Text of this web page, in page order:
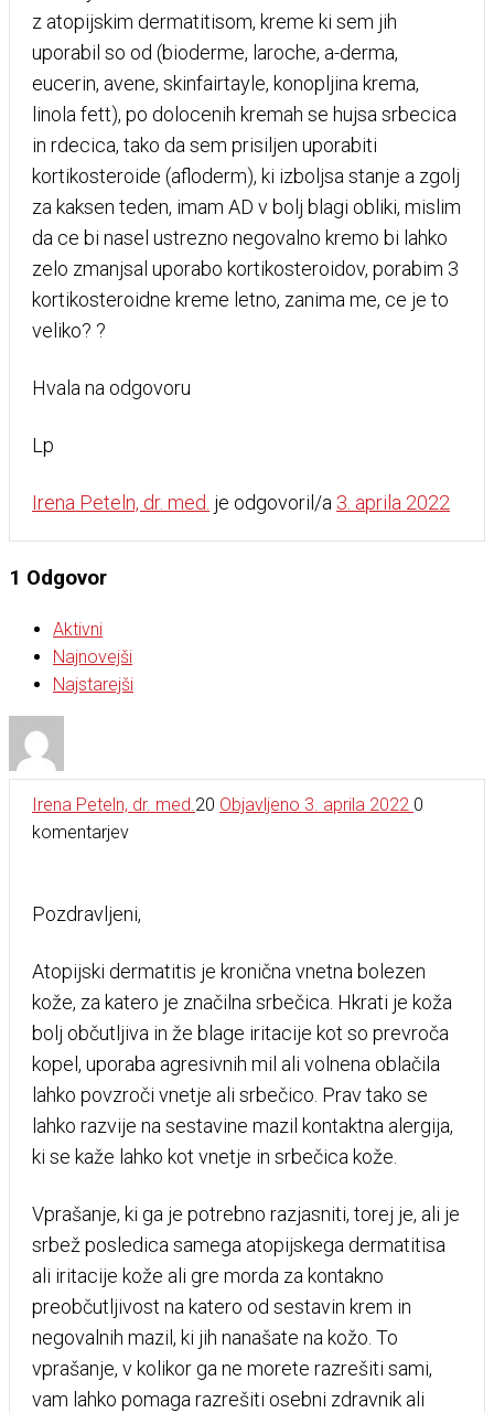
z atopijskim dermatitisom, kreme ki sem jih
uporabil so od (bioderme, laroche, a-derma,
eucerin, avene, skinfairtayle, konopljina krema,
linola fett), po dolocenih kremah se hujsa srbecica
in rdecica, tako da sem prisiljen uporabiti
kortikosteroide (afloderm), ki izboljsa stanje a zgolj
za kaksen teden, imam AD v bolj blagi obliki, mislim
da ce bi nasel ustrezno negovalno kremo bi lahko
zelo zmanjsal uporabo kortikosteroidov, porabim 3
kortikosteroidne kreme letno, zanima me, ce je to
veliko? ?
Hvala na odgovoru
Lp
Irena Peteln, dr. med. je odgovoril/a 3. aprila 2022
1 Odgovor
Aktivni
Najnovejši
Najstarejši
Irena Peteln, dr. med.20 Objavljeno 3. aprila 2022 0
komentarjev
Pozdravljeni,
Atopijski dermatitis je kronična vnetna bolezen
kože, za katero je značilna srbečica. Hkrati je koža
bolj občutljiva in že blage iritacije kot so prevroča
kopel, uporaba agresivnih mil ali volnena oblačila
lahko povzroči vnetje ali srbečico. Prav tako se
lahko razvije na sestavine mazil kontaktna alergija,
ki se kaže lahko kot vnetje in srbečica kože.
Vprašanje, ki ga je potrebno razjasniti, torej je, ali je
srbež posledica samega atopijskega dermatitisa
ali iritacije kože ali gre morda za kontakno
preobčutljivost na katero od sestavin krem in
negovalnih mazil, ki jih nanašate na kožo. To
vprašanje, v kolikor ga ne morete razrešiti sami,
vam lahko pomaga razrešiti osebni zdravnik ali